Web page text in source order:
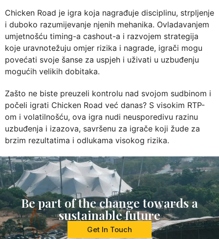
Chicken Road je igra koja nagrađuje disciplinu, strpljenje
i duboko razumijevanje njenih mehanika. Ovladavanjem
umjetnošću timing-a cashout-a i razvojem strategija
koje uravnotežuju omjer rizika i nagrade, igrači mogu
povećati svoje šanse za uspjeh i uživati u uzbuđenju
mogućih velikih dobitaka.
Zašto ne biste preuzeli kontrolu nad svojom sudbinom i
počeli igrati Chicken Road već danas? S visokim RTP-
om i volatilnošću, ova igra nudi neusporedivu razinu
uzbuđenja i izazova, savršenu za igrače koji žude za
brzim rezultatima i odlukama visokog rizika.
Be part of the change towards a
sustainable future
Get In Touch